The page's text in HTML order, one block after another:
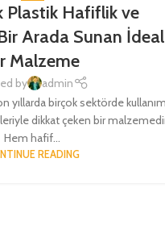
Plastik Hafiflik ve
Bir Arada Sunan İdeal
Malzeme
by
admin
yıllarda birçok sektörde
dikkat çeken bir
Hem hafif...
READING